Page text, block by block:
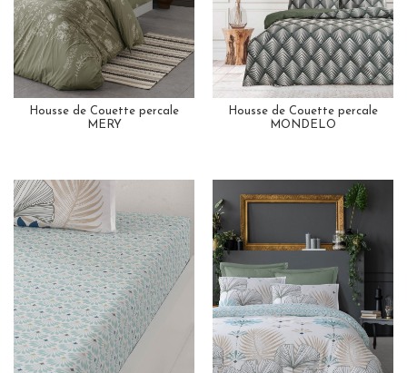
Housse de Couette percale
MERY
Housse de Couette percale
MONDELO